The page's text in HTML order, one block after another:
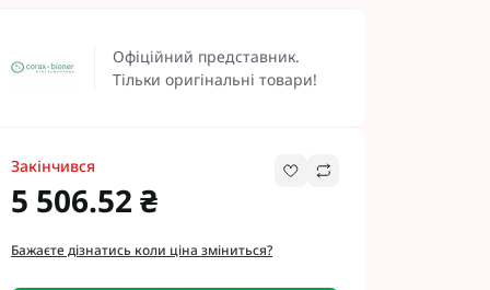
Пест ЮА
Офіційний представник.
Тільки оригінальні товари!
Закінчився
5 506.52 ₴
Бажаєте дізнатись коли ціна зміниться?